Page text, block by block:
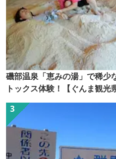
磯部温泉「恵みの湯」で稀少
トックス体験！【ぐんま観光